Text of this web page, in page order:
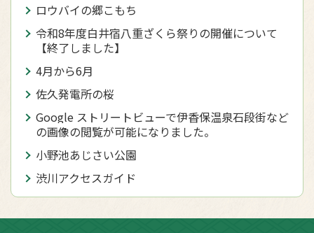
ロウバイの郷こもち
令和8年度白井宿八重ざくら祭りの開催について
【終了しました】
4月から6月
佐久発電所の桜
Google ストリートビューで伊香保温泉石段街など
の画像の閲覧が可能になりました。
小野池あじさい公園
渋川アクセスガイド